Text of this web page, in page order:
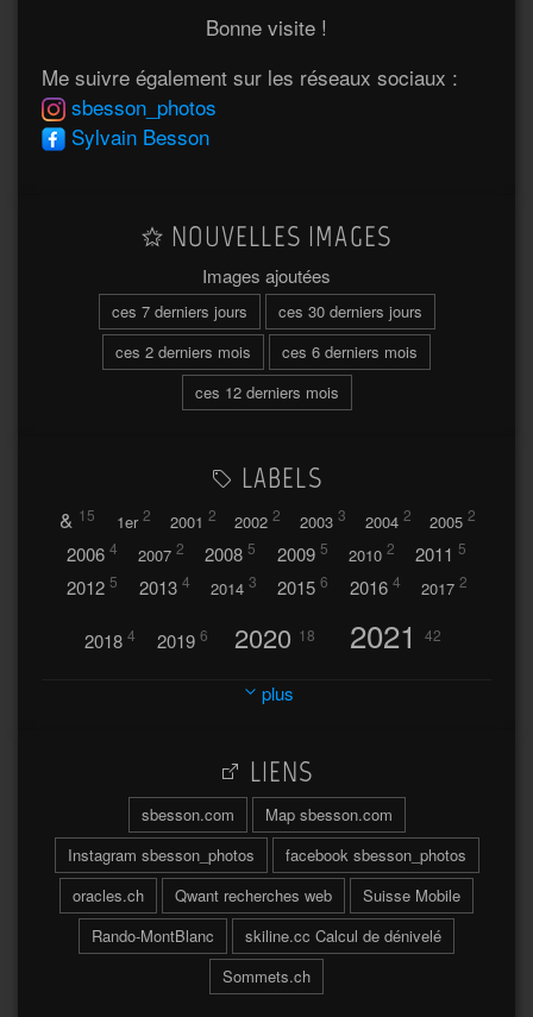
Bonne visite !
Me suivre également sur les réseaux sociaux :
sbesson_photos
Sylvain Besson
NOUVELLES IMAGES
Images ajoutées
ces 7 derniers jours
ces 30 derniers jours
ces 2 derniers mois
ces 6 derniers mois
ces 12 derniers mois
LABELS
& 15 1er 2 2001 2 2002 2 2003 3 2004 2 2005 2
2006 4 2007 2 2008 5 2009 5 2010 2 2011 5
2012 5 2013 4 2014 3 2015 6 2016 4 2017 2
2018 4 2019 6 2020 18 2021 42
2023 32
2026
A travers l'hublot 17 Abländschen 3
Açores 2004 64 Adelboden 2
Adonis 6
Afrique du Sud 2019
plus
LIENS
sbesson.com
Map sbesson.com
Instagram sbesson_photos
facebook sbesson_photos
oracles.ch
Qwant recherches web
Suisse Mobile
Rando-MontBlanc
skiline.cc Calcul de dénivelé
Sommets.ch